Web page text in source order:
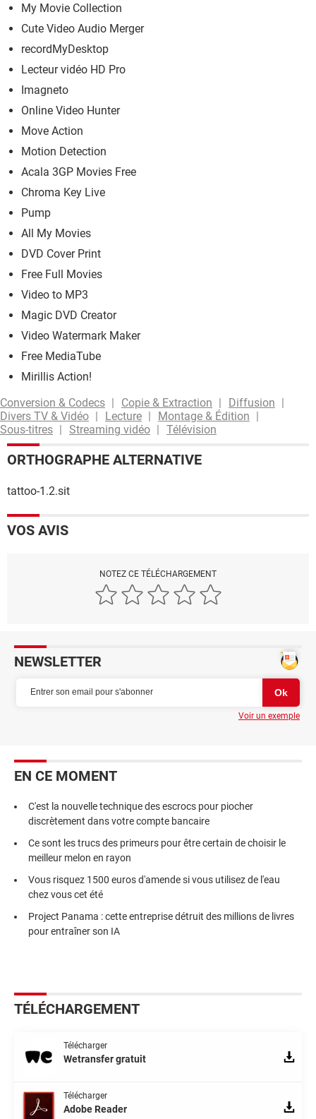
My Movie Collection
Cute Video Audio Merger
recordMyDesktop
Lecteur vidéo HD Pro
Imagneto
Online Video Hunter
Move Action
Motion Detection
Acala 3GP Movies Free
Chroma Key Live
Pump
All My Movies
DVD Cover Print
Free Full Movies
Video to MP3
Magic DVD Creator
Video Watermark Maker
Free MediaTube
Mirillis Action!
Conversion & Codecs
Copie & Extraction
Diffusion
Divers TV & Vidéo
Lecture
Montage & Édition
Sous-titres
Streaming vidéo Télévision
ORTHOGRAPHE ALTERNATIVE
tattoo-1.2.sit
VOS AVIS
NOTEZ CE TÉLÉCHARGEMENT
NEWSLETTER
Voir un exemple
EN CE MOMENT
C'est la nouvelle technique des escrocs pour piocher
discrètement dans votre compte bancaire
Ce sont les trucs des primeurs pour être certain de choisir le
meilleur melon en rayon
Vous risquez 1500 euros d'amende si vous utilisez de l'eau
chez vous cet été
Project Panama : cette entreprise détruit des millions de livres
pour entraîner son IA
TÉLÉCHARGEMENT
Télécharger
Wetransfer gratuit
Télécharger
Adobe Reader